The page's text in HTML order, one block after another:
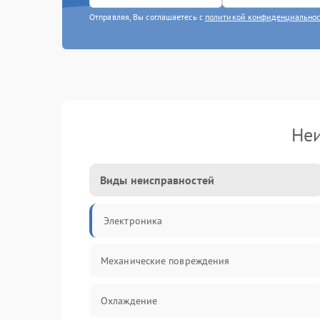
Отправляя, Вы соглашаетесь с политикой
Виды неисправностей
Электроника
Механические повреждения
Охлаждение